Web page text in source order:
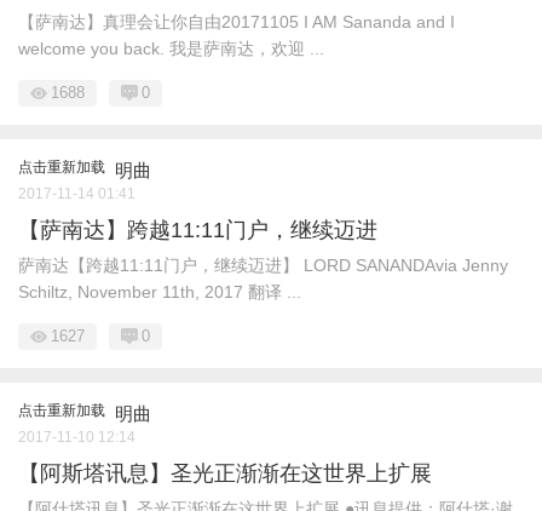
【萨南达】真理会让你自由20171105 I AM Sananda and I
welcome you back. 我是萨南达，欢迎 ...
1688 0
点击重新加载 明曲
2017-11-14 01:41
【萨南达】跨越11:11门户，继续迈进
萨南达【跨越11:11门户，继续迈进】 LORD SANANDAvia Jenny
Schiltz, November 11th, 2017 翻译 ...
1627 0
点击重新加载 明曲
2017-11-10 12:14
【阿斯塔讯息】圣光正渐渐在这世界上扩展